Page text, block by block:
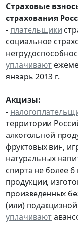
Страховые
страхования
- плательщики
социальное
уплачивают
январь 2013 г.
Акцизы:
-
территории
алкогольной
фруктовых вин,
натуральных
спирта не более
продукции,
произведенных
(или)
уплачивают